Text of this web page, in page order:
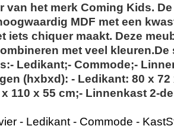
van het merk Coming Kids.
MDF met een
iets chiquer maakt. Deze
met veel
Ledikant;- Commode;-
(hxbxd): - Ledikant: 80 x 72
110 x 55 cm;- Linnenkast 2-
- Ledikant - Commode -